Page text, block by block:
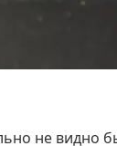
не видно